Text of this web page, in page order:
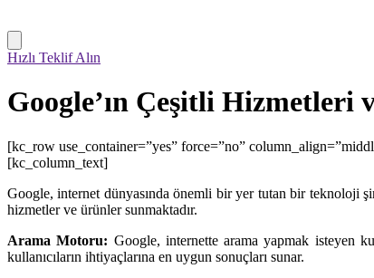
Hızlı Teklif Alın
Google’ın Çeşitli Hizmetleri
[kc_row use_container=”yes” force=”no”
[kc_column_text]
Google, internet dünyasında önemli bir yer tutan bir teknoloji
hizmetler ve ürünler sunmaktadır.
Arama Motoru: Google, internette arama yapmak isteyen
kullanıcıların ihtiyaçlarına en uygun sonuçları sunar.